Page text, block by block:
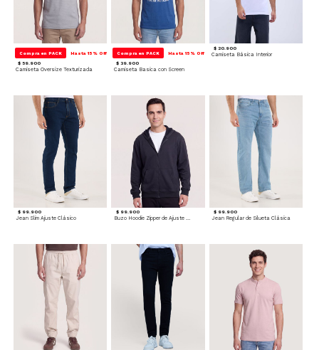
Compra en PACK Hasta 15% Off
$ 59.900
Camiseta Oversize Texturizada
Compra en PACK Hasta 15% Off
$ 39.900
Camiseta Basica con Screen
$ 20.900
Camiseta Básica Interior
$ 99.900
Jean Slim Ajuste Clásico
$ 99.900
Buzo Hoodie Zipper de Ajuste Cómodo
$ 99.900
Jean Regular de Silueta Clásica